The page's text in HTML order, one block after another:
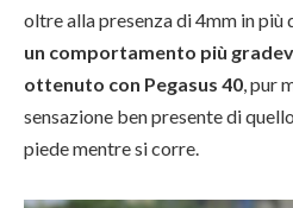
oltre alla presenza di 4mm in più
un comportamento più
ottenuto con Pegasus 40 , pur
sensazione ben presente di
piede mentre si corre.